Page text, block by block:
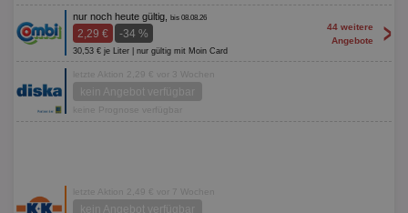
nur noch heute gültig, bis 08.08.26
2,29 € -34 %
30,53 € je Liter | nur gültig mit Moin Card
44 weitere
Angebote
>
letzte Aktion 2,29 € vor 3 Wochen
kein Angebot verfügbar
keine Prognose verfügbar
letzte Aktion 2,49 € vor 7 Wochen
kein Angebot verfügbar